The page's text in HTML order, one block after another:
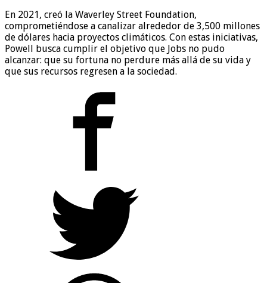
En 2021, creó la Waverley Street Foundation,
comprometiéndose a canalizar alrededor de 3,500 millones
de dólares hacia proyectos climáticos. Con estas iniciativas,
Powell busca cumplir el objetivo que Jobs no pudo
alcanzar: que su fortuna no perdure más allá de su vida y
que sus recursos regresen a la sociedad.